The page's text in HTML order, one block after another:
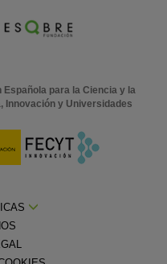
Española para la Ciencia y la
Innovación y Universidades